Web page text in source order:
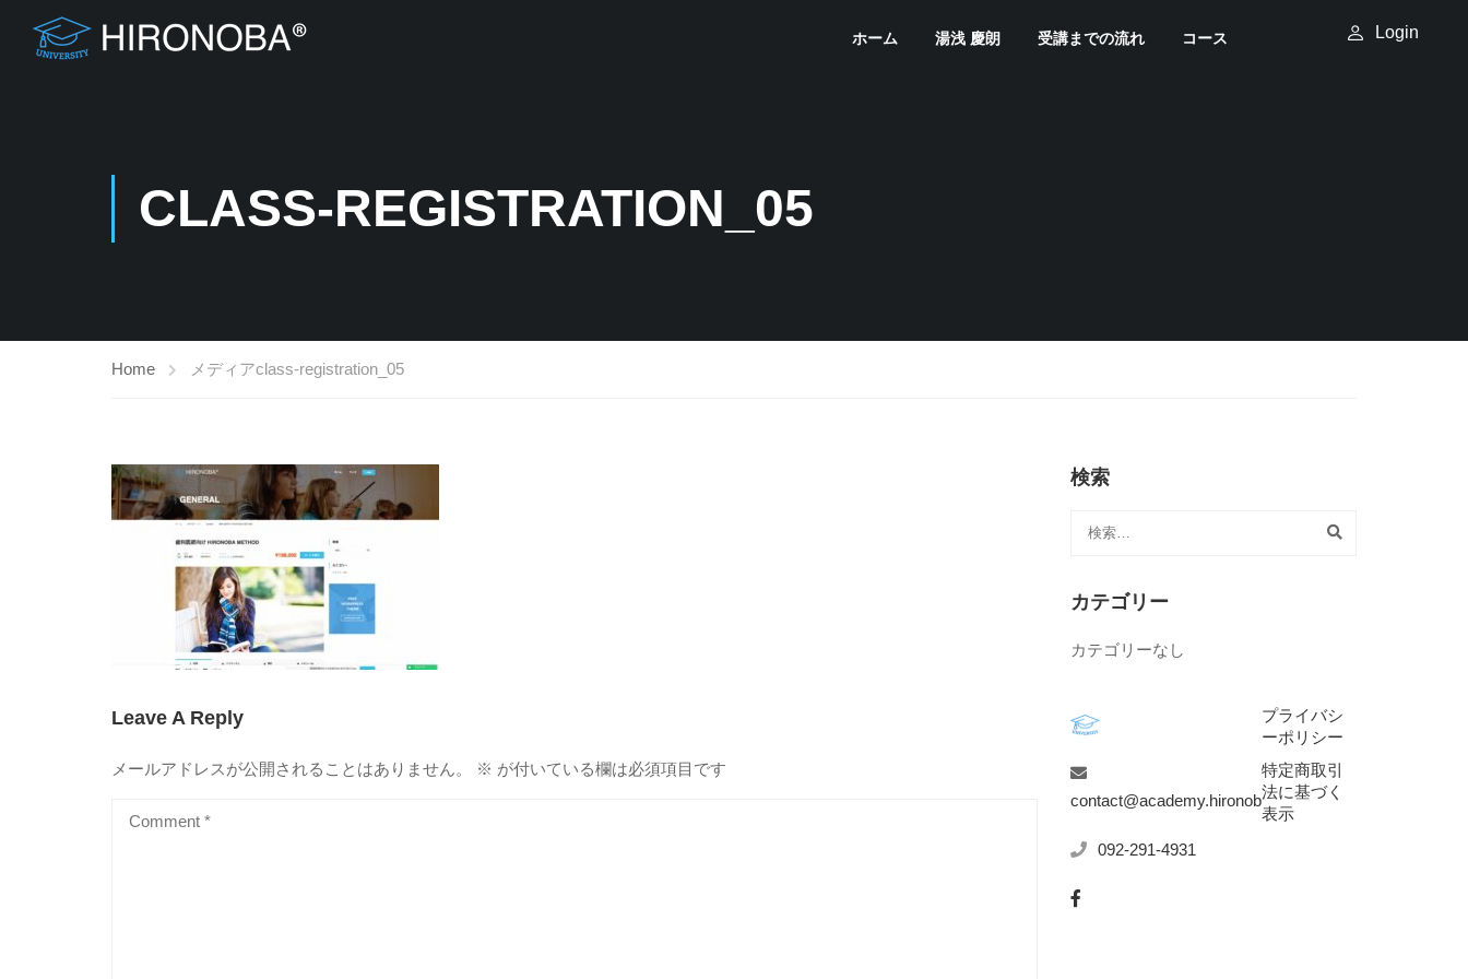
ホーム 湯浅 慶朗 受講までの流れ コース Login
CLASS-REGISTRATION_05
Home メディアclass-registration_05
Leave A Reply
メールアドレスが公開されることはありません。 ※ が付いている欄は必須項目です
検索
カテゴリー
カテゴリーなし
contact@academy.hironoba.jp
092-291-4931
プライバシ
ーポリシー
特定商取引
法に基づく
表示